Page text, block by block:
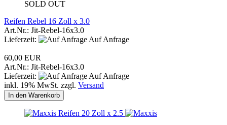
SOLD OUT
Reifen Rebel 16 Zoll x 3.0
Art.Nr.: Jit-Rebel-16x3.0
Lieferzeit:
Auf Anfrage
60,00 EUR
Art.Nr.: Jit-Rebel-16x3.0
Lieferzeit:
Auf Anfrage
inkl. 19% MwSt. zzgl. Versand
In den Warenkorb